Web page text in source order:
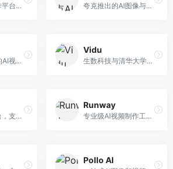
AI视觉内容创作平台，整合图像与视频生成能力。面向内容创作者，提供文生图、文生视频、智能编辑等服务，创作工具丰富，一站式体验便捷。 夸克推出的AI图像与视频创作平台。面向普通用户和内容创作者，提供文生图、文生视频等功能，操作简便，与夸克生态深度整合。
MiniMax推出的AI视频生成工具，支持高质量视频创作。面向内容创作者，提供文生视频、视频编辑等功能，生成速度快，视频效果自然流畅。
Vidu
生数科技与清华大学联合研发的AI视频生成大模型。面向视频创作者和内容生产者，支持文生视频、图生视频，视频质量高，物理运动理解准确，国产视频生成领先工具。
AI视频创作平台，支持生成长达50分钟的长视频内容。面向长视频创作者和内容生产者，支持故事视频生成、视频编辑等功能，适合叙事性内容创作。
Runway
专业级AI视频制作工具，支持视频生成与编辑。面向影视制作人和创意工作者，提供文生视频、视频编辑、绿幕抠像等专业功能，视频处理能力强，适合专业创作场景。
Pollo AI